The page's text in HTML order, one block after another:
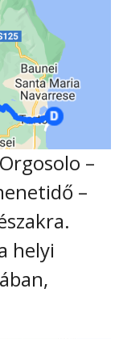
–
–
helyi